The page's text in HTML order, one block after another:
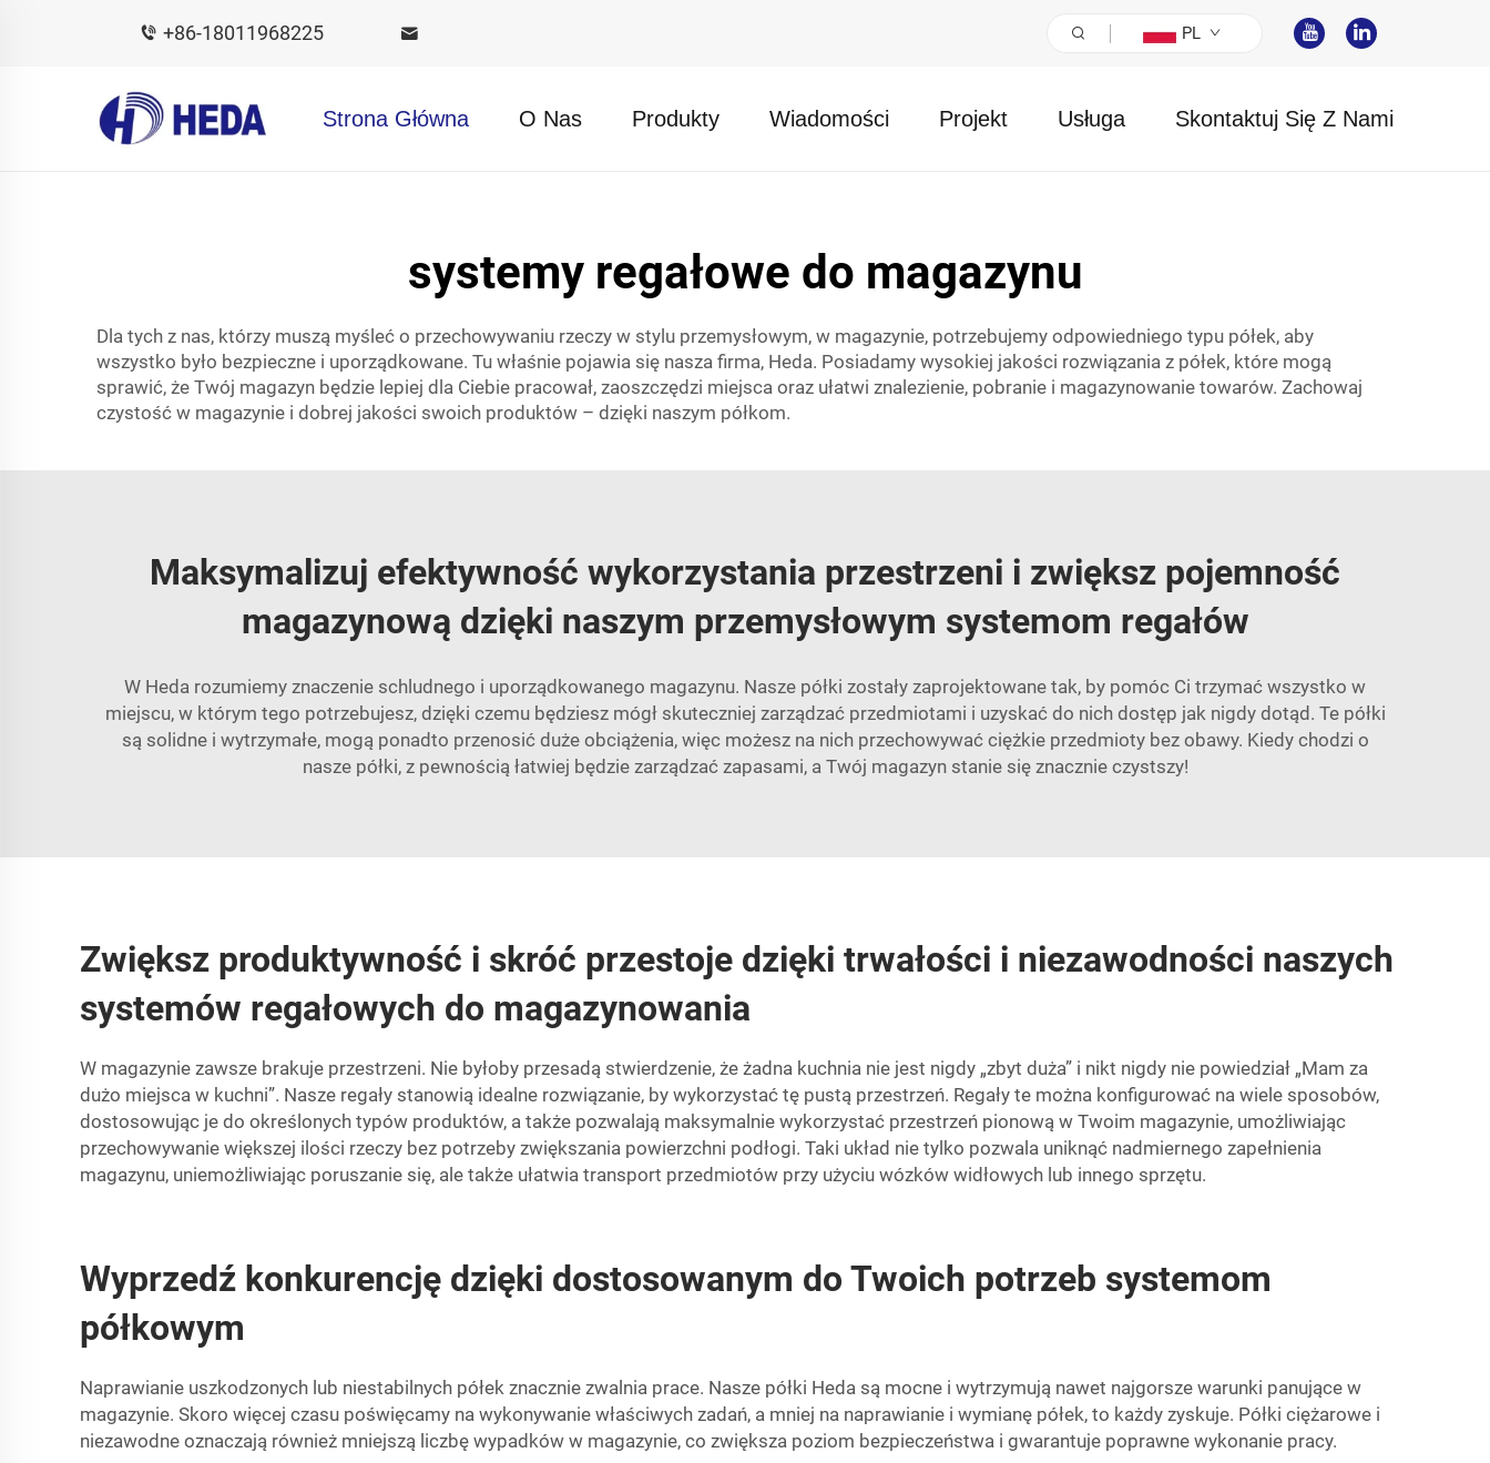
+86-18011968225 PL
Strona Główna O Nas Produkty Wiadomości Projekt Usługa Skontaktuj Się Z Nami
systemy regałowe do magazynu
Dla tych z nas, którzy muszą myśleć o przechowywaniu rzeczy w stylu przemysłowym, w magazynie, potrzebujemy odpowiedniego typu półek, aby
wszystko było bezpieczne i uporządkowane. Tu właśnie pojawia się nasza firma, Heda. Posiadamy wysokiej jakości rozwiązania z półek, które mogą
sprawić, że Twój magazyn będzie lepiej dla Ciebie pracował, zaoszczędzi miejsca oraz ułatwi znalezienie, pobranie i magazynowanie towarów. Zachowaj
czystość w magazynie i dobrej jakości swoich produktów – dzięki naszym półkom.
Maksymalizuj efektywność wykorzystania przestrzeni i zwiększ pojemność
magazynową dzięki naszym przemysłowym systemom regałów
W Heda rozumiemy znaczenie schludnego i uporządkowanego magazynu. Nasze półki zostały zaprojektowane tak, by pomóc Ci trzymać wszystko w
miejscu, w którym tego potrzebujesz, dzięki czemu będziesz mógł skuteczniej zarządzać przedmiotami i uzyskać do nich dostęp jak nigdy dotąd. Te półki
są solidne i wytrzymałe, mogą ponadto przenosić duże obciążenia, więc możesz na nich przechowywać ciężkie przedmioty bez obawy. Kiedy chodzi o
nasze półki, z pewnością łatwiej będzie zarządzać zapasami, a Twój magazyn stanie się znacznie czystszy!
Zwiększ produktywność i skróć przestoje dzięki trwałości i niezawodności naszych
systemów regałowych do magazynowania
W magazynie zawsze brakuje przestrzeni. Nie byłoby przesadą stwierdzenie, że żadna kuchnia nie jest nigdy „zbyt duża” i nikt nigdy nie powiedział „Mam za
dużo miejsca w kuchni”. Nasze regały stanowią idealne rozwiązanie, by wykorzystać tę pustą przestrzeń. Regały te można konfigurować na wiele sposobów,
dostosowując je do określonych typów produktów, a także pozwalają maksymalnie wykorzystać przestrzeń pionową w Twoim magazynie, umożliwiając
przechowywanie większej ilości rzeczy bez potrzeby zwiększania powierzchni podłogi. Taki układ nie tylko pozwala uniknąć nadmiernego zapełnienia
magazynu, uniemożliwiając poruszanie się, ale także ułatwia transport przedmiotów przy użyciu wózków widłowych lub innego sprzętu.
Wyprzedź konkurencję dzięki dostosowanym do Twoich potrzeb systemom
półkowym
Naprawianie uszkodzonych lub niestabilnych półek znacznie zwalnia prace. Nasze półki Heda są mocne i wytrzymują nawet najgorsze warunki panujące w
magazynie. Skoro więcej czasu poświęcamy na wykonywanie właściwych zadań, a mniej na naprawianie i wymianę półek, to każdy zyskuje. Półki ciężarowe i
niezawodne oznaczają również mniejszą liczbę wypadków w magazynie, co zwiększa poziom bezpieczeństwa i gwarantuje poprawne wykonanie pracy.